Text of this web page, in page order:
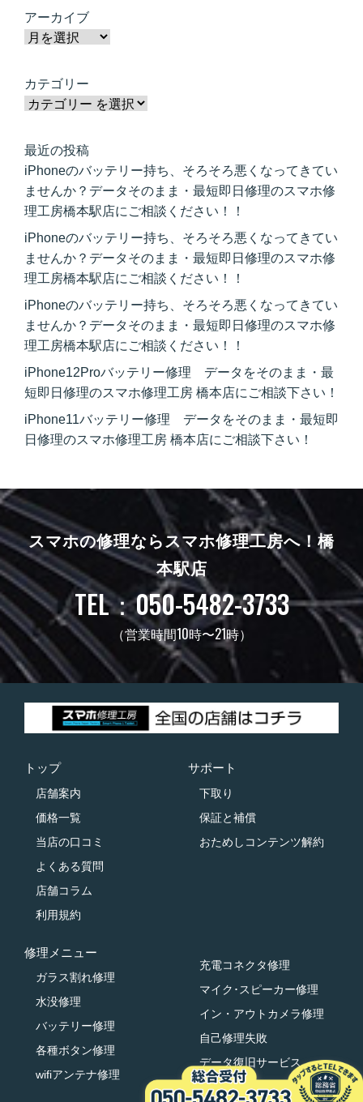
アーカイブ
カテゴリー
最近の投稿
iPhoneのバッテリー持ち、そろそろ悪くなってきてい
ませんか？データそのまま・最短即日修理のスマホ修
理工房橋本駅店にご相談ください！！
iPhoneのバッテリー持ち、そろそろ悪くなってきてい
ませんか？データそのまま・最短即日修理のスマホ修
理工房橋本駅店にご相談ください！！
iPhoneのバッテリー持ち、そろそろ悪くなってきてい
ませんか？データそのまま・最短即日修理のスマホ修
理工房橋本駅店にご相談ください！！
iPhone12Proバッテリー修理 データをそのまま・最
短即日修理のスマホ修理工房 橋本店にご相談下さい！
iPhone11バッテリー修理 データをそのまま・最短即
日修理のスマホ修理工房 橋本店にご相談下さい！
スマホの修理ならスマホ修理工房へ！ 橋
本駅店
TEL：050-5482-3733
（営業時間10時〜21時）
トップ
店舗案内
価格一覧
当店の口コミ
よくある質問
店舗コラム
利用規約
サポート
下取り
保証と補償
おためしコンテンツ解約
修理メニュー
ガラス割れ修理
水没修理
バッテリー修理
各種ボタン修理
wifiアンテナ修理
充電コネクタ修理
マイク･スピーカー修理
イン・アウトカメラ修理
自己修理失敗
データ復旧サービス